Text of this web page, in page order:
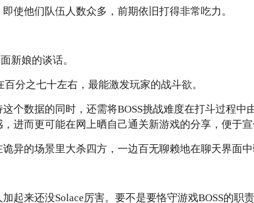
使他们队伍人数众多，前期依旧打得非常吃力。
新娘的谈话。
百分之七十左右，最能激发玩家的战斗欲。
个数据的同时，还需将BOSS挑战难度在打斗过程中
进而更可能在网上晒自己通关新游戏的分享，便于宣
诡异的场景里大杀四方，一边百无聊赖地在聊天界面
起来还没Solace厉害。要不是要恪守游戏BOSS的职